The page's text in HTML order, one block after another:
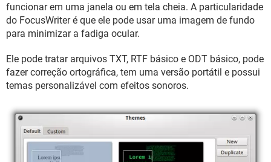
GUIA DE COMPRAS
funcionar em uma janela ou em tela cheia. A particularidade
do FocusWriter é que ele pode usar uma imagem de fundo
para minimizar a fadiga ocular.
Ele pode tratar arquivos TXT, RTF básico e ODT básico, pode
fazer correção ortográfica, tem uma versão portátil e possui
temas personalizável com efeitos sonoros.